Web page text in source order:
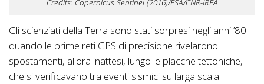
Gli scienziati della Terra sono stati sorpresi negli anni ’80
quando le prime reti GPS di precisione rivelarono
spostamenti, allora inattesi, lungo le placche tettoniche,
che si verificavano tra eventi sismici su larga scala.